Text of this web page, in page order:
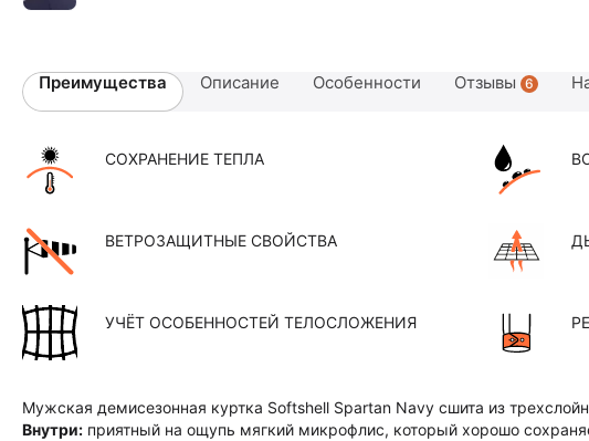
Преимущества Описание Особенности Отзывы 6
СОХРАНЕНИЕ ТЕПЛА
ВЕТРОЗАЩИТНЫЕ СВОЙСТВА
УЧЁТ ОСОБЕННОСТЕЙ ТЕЛОСЛОЖЕНИЯ
Мужская демисезонная куртка Softshell Spartan Navy сшита из
Внутри: приятный на ощупь мягкий микрофлис, который хорошо